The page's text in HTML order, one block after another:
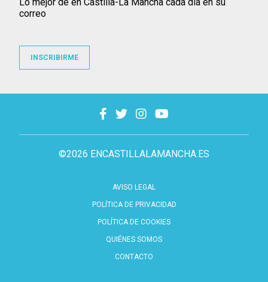
©2026 ENCASTILLALAMANCHA.ES
AVISO LEGAL
POLÍTICA DE PRIVACIDAD
POLÍTICA DE COOKIES
QUIÉNES SOMOS
CONTACTO
correo
INSCRIBIRME